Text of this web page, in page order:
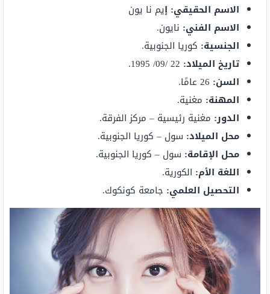
الاسم الحقيقي: إيم نا يون
الاسم الفني: نايون.
الجنسية: كوريا الجنوبية.
تاريخ الميلاد:
السن: 26 عامًا.
المهنة: مغنية.
الدور: مغنية رئيسية – مركز الفرقة.
محل الميلاد: سول – كوريا الجنوبية.
محل الإقامة: سول – كوريا الجنوبية.
اللغة الأم: الكورية.
التحصيل العلمي: جامعة كونكوك.